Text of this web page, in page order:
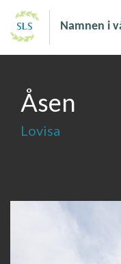
Namnen i
Åsen
Lovisa